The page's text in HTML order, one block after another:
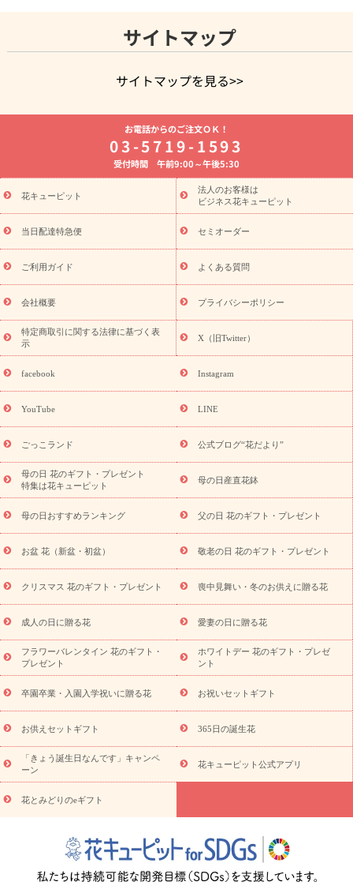
サイトマップ
サイトマップを見る>>
よく贈られる花
お祝いの花特集
誕生日フラワーギフト特集
8月の誕生花(トルコキキョウ)
開店・開業祝い
お供え・お悔やみ お供え・お悔やみの花
通夜・葬儀に贈る花 胡蝶蘭・花鉢
ーブドフラワー
季節のイベント
ひまわり ギフト・プレゼント
特集
お盆 花（新盆・初盆） 季節のイベント
お盆 花（新
盆・初盆）
お盆 花（新盆・初盆）
お盆・お供え 花とセットギ
フト
お盆・お供え プリザーブドフラワー
ひまわり ギフト・プ
レゼント特集
夏の花贈り・お中元・暑中見舞い 花のギフト特集
敬老の日におくる花ギフト・プレゼント特集
花ギフト・プレゼント特集
敬老の日 花のおすすめランキング
敬
老の日 花鉢植えのギフト・プレゼント特集
敬老の日 花とセットギ
フト・プレゼント特集
敬老の日の花 全てのギフト一覧
キャン
ペーン
映画『ウォーターガーディアンズ』コラボキャンペーン
「きょう誕生日なんです」キャンペーン
誕生日の花を探す
誕生日フラワーギフト 誕生日フラワーギフト特集
(トルコキキョウ)
9月の誕生花(リンドウ)
ら探す
お祝いの花特集 当日配達特急便 お祝い商品一覧
念日
結婚祝い 出産祝い 退院祝い・快気祝い
寿祝い
プチギフト ペットのお祝いフラワー
お供え・お悔やみの花
四十九日法要以降に贈る花
通夜・葬儀
ワー
ペットのお供えフラワー お盆（新盆・初盆）
その他
お祝い返し
お見舞い お取り寄せギフト ビジネス用
ご自宅
用
観葉植物 ミディ胡蝶蘭 プリザーブドフラワー
スタイル
から探す
え・お悔やみ
胡蝶蘭・花鉢
ミディ胡蝶蘭・お祝い
ミディ胡蝶蘭・お供え
世界初の青色胡蝶蘭 観葉植物
観葉植
物
産直多肉植物 プリザーブドフラワー お祝い
お供え・お
悔やみ
花とセットギフト セミオーダー
プチギフト
（hanamore -ハナモア-）
花とみどりのeギフト
トのeGfit
カラー ピンク イエローオレンジ レッド
お花の
種類
バラ ユリ トルコキキョウ 予算から探す
お祝い・3000円～ お祝い・4000円～ お祝い・5000円～
お
祝い・7000円～ お祝い・10000円～ お供え・お悔やみ
え・お悔やみ・3000円～ お供え・お悔やみ・5000円～
お供
え・お悔やみ・7000円～
注目されている記事 365日の誕生花カレンダー
いのマナー
定年退職祝いのマナー
お祝いを贈るときのマナー・
花キューピットのお祝いコラム一覧
誕生日のお花を「色
彩心理学」で選ぶ方法
結婚祝いの予算相場
出産祝いお役立ち情
お電話からのご注文ＯＫ！
03-5719-1593
受付時間 午前9:00～午後5:30
花キューピット
法人のお客様は
ビジネス花キューピット
当日配達特急便 セミオーダー
ご利用ガイド よくある質問
会社概要 プライバシーポリシー
特定商取引に関する法律に基づく表
示
X（旧Twitter）
facebook Instagram
YouTube LINE
ごっこランド 公式ブログ“花だより”
母の日 花のギフト・プレゼント
特集は花キューピット
母の日産直花鉢
母の日おすすめランキング 父の日 花のギフト・プレゼント
お盆 花（新盆・初盆） 敬老の日 花のギフト・プレゼント
クリスマス 花のギフト・プレゼント 喪中見舞い・冬のお供えに贈る花
成人の日に贈る花 愛妻の日に贈る花
フラワーバレンタイン 花のギフト・
プレゼント
ホワイトデー 花のギフト・プレゼ
ント
卒園卒業・入園入学祝いに贈る花 お祝いセットギフト
お供えセットギフト 365日の誕生花
「きょう誕生日なんです」キャンペ
ーン
花キューピット公式アプリ
花とみどりのeギフト